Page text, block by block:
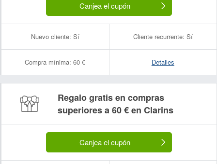
Canjea el cupón
Nuevo cliente: Sí Cliente recurrente: Sí
Compra mínima: 60 € Detalles
Regalo gratis en compras
superiores a 60 € en Clarins
Canjea el cupón